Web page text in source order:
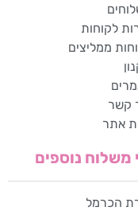
לקוחות
ממליצים
קשר
אתר
משלוח נוספים
הכרמל